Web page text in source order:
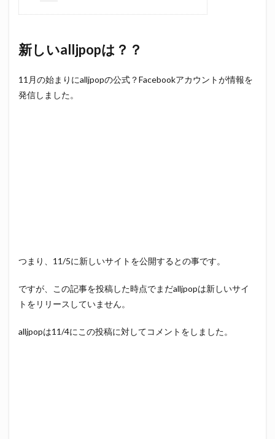
新しいalljpopは？？
11月の始まりにalljpopの公式？Facebookアカウントが情報を
発信しました。
つまり、11/5に新しいサイトを公開するとの事です。
ですが、この記事を投稿した時点でまだalljpopは新しいサイ
トをリリースしていません。
alljpopは11/4にこの投稿に対してコメントをしました。